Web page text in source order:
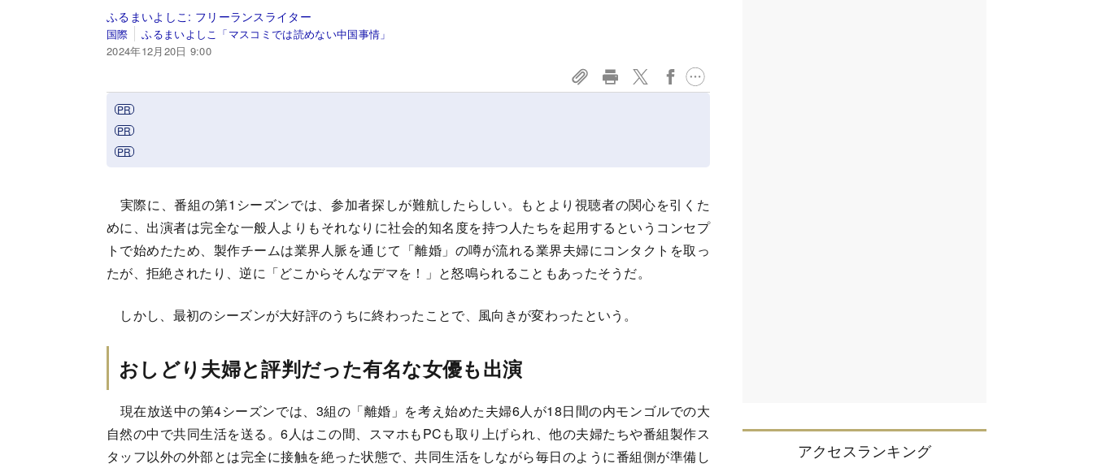
ふるまいよしこ: フリーランスライター
国際
ふるまいよしこ「マスコミでは読めない中国事情」
2024年12月20日 9:00
実際に、番組の第1シーズンでは、参加者探しが難航したらしい。もとより視聴者の関心を引くた
めに、出演者は完全な一般人よりもそれなりに社会的知名度を持つ人たちを起用するというコンセプ
トで始めたため、製作チームは業界人脈を通じて「離婚」の噂が流れる業界夫婦にコンタクトを取っ
たが、拒絶されたり、逆に「どこからそんなデマを！」と怒鳴られることもあったそうだ。
しかし、最初のシーズンが大好評のうちに終わったことで、風向きが変わったという。
おしどり夫婦と評判だった有名な女優も出演
現在放送中の第4シーズンでは、3組の「離婚」を考え始めた夫婦6人が18日間の内モンゴルでの大
自然の中で共同生活を送る。6人はこの間、スマホもPCも取り上げられ、他の夫婦たちや番組製作ス
タッフ以外の外部とは完全に接触を絶った状態で、共同生活をしながら毎日のように番組側が準備し
アクセスランキング